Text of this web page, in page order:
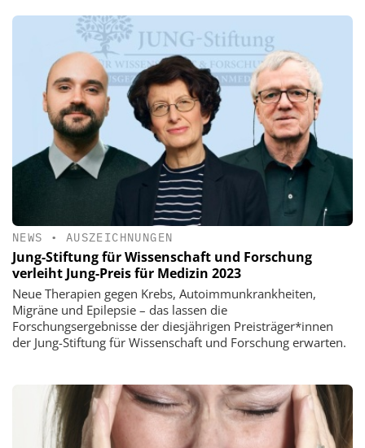
NEWS • AUSZEICHNUNGEN
Jung-Stiftung für Wissenschaft und Forschung
verleiht Jung-Preis für Medizin 2023
Neue Therapien gegen Krebs, Autoimmunkrankheiten,
Migräne und Epilepsie – das lassen die
Forschungsergebnisse der diesjährigen Preisträger*innen
der Jung-Stiftung für Wissenschaft und Forschung erwarten.